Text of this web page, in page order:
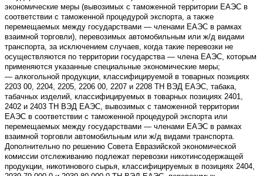
экономические меры (вывозимых с таможенной территории ЕАЭС в
соответствии с таможенной процедурой экспорта, а также
перемещаемых между государствами — членами ЕАЭС в рамках
взаимной торговли), перевозимых автомобильным или ж/д видами
транспорта, за исключением случаев, когда такие перевозки не
осуществляются по территории государства — члена ЕАЭС, которым
применяются указанные специальные экономические меры;
— алкогольной продукции, классифицируемой в товарных позициях
2203 00, 2204, 2205, 2206 00, 2207 и 2208 ТН ВЭД ЕАЭС, табака,
табачных изделий, классифицируемых в товарных позициях 2401,
2402 и 2403 ТН ВЭД ЕАЭС, вывозимых с таможенной территории
ЕАЭС в соответствии с таможенной процедурой экспорта или
перемещаемых между государствами — членами ЕАЭС в рамках
взаимной торговли автомобильным или ж/д видами транспорта.
Дополнительно по решению Совета Евразийской экономической
комиссии отслеживанию подлежат перевозки никотинсодержащей
продукции, никотинового сырья, классифицируемых в позициях 2404,